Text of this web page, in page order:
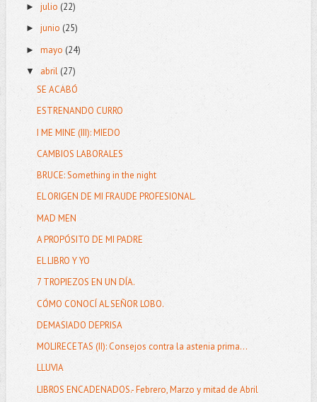
► julio (22)
► junio (25)
► mayo (24)
▼ abril(27)
SE ACABÓ
ESTRENANDO CURRO
I ME MINE (III): MIEDO
CAMBIOS LABORALES
BRUCE: Something in the night
EL ORIGEN DE MI FRAUDE PROFESIONAL.
MAD MEN
A PROPÓSITO DE MI PADRE
EL LIBRO Y YO
7 TROPIEZOS EN UN DÍA.
CÓMO CONOCÍ AL SEÑOR LOBO.
DEMASIADO DEPRISA
MOLIRECETAS (II): Consejos contra la astenia prima...
LLUVIA
LIBROS ENCADENADOS.- Febrero, Marzo y mitad de Abril